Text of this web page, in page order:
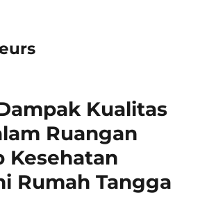
Kualitas
Ruangan
Kesehatan
Rumah Tangga